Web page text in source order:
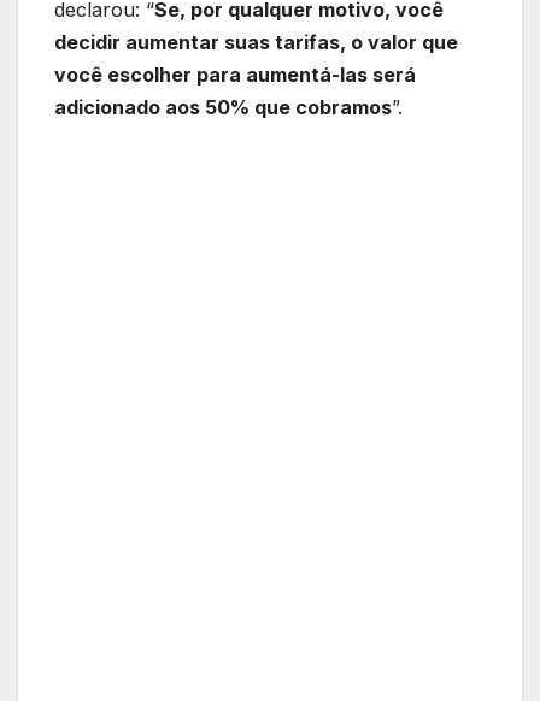
declarou: “Se, por qualquer motivo, você
decidir aumentar suas tarifas, o valor que
você escolher para aumentá-las será
adicionado aos 50% que cobramos”.